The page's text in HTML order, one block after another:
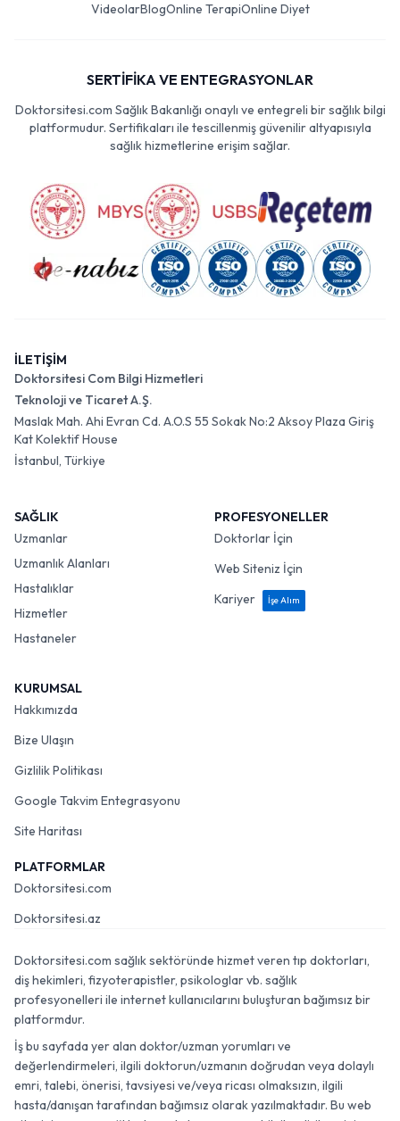
VideolarBlogOnline TerapiOnline Diyet
SERTİFİKA VE ENTEGRASYONLAR
Doktorsitesi.com Sağlık Bakanlığı onaylı ve entegreli bir sağlık bilgi
platformudur. Sertifikaları ile tescillenmiş güvenilir altyapısıyla
sağlık hizmetlerine erişim sağlar.
İLETİŞİM
Doktorsitesi Com Bilgi Hizmetleri
Teknoloji ve Ticaret A.Ş.
Maslak Mah. Ahi Evran Cd. A.O.S 55 Sokak No:2 Aksoy Plaza Giriş
Kat Kolektif House
İstanbul, Türkiye
SAĞLIK
Uzmanlar
Uzmanlık Alanları
Hastalıklar
Hizmetler
Hastaneler
PROFESYONELLER
Doktorlar İçin
Web Siteniz İçin
Kariyer
İşe Alım
KURUMSAL
Hakkımızda
Bize Ulaşın
Gizlilik Politikası
Google Takvim Entegrasyonu
Site Haritası
PLATFORMLAR
Doktorsitesi.com
Doktorsitesi.az
Doktorsitesi.com sağlık sektöründe hizmet veren tıp doktorları,
diş hekimleri, fizyoterapistler, psikologlar vb. sağlık
profesyonelleri ile internet kullanıcılarını buluşturan bağımsız bir
platformdur.
İş bu sayfada yer alan doktor/uzman yorumları ve
değerlendirmeleri, ilgili doktorun/uzmanın doğrudan veya dolaylı
emri, talebi, önerisi, tavsiyesi ve/veya ricası olmaksızın, ilgili
hasta/danışan tarafından bağımsız olarak yazılmaktadır. Bu web